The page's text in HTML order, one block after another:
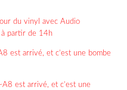
du vinyl avec Audio
à partir de 14h
est arrivé, et c’est une bombe
A8 est arrivé, et c’est une